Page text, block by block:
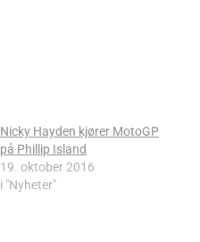
Nicky Hayden kjører MotoGP
på Phillip Island
19. oktober 2016
i "Nyheter"